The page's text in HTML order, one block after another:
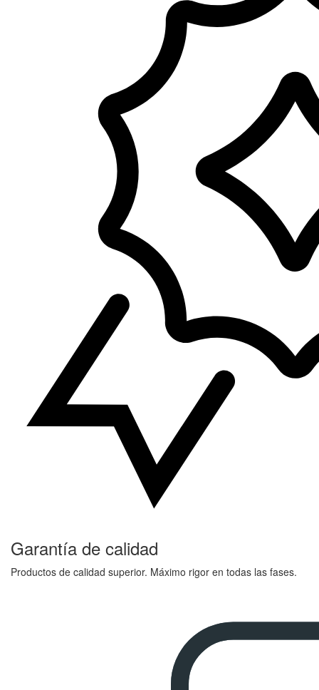
Garantía de calidad
Productos de calidad superior. Máximo rigor en todas las fases.